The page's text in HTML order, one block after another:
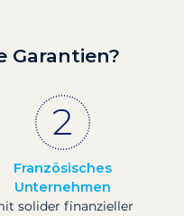
Garantien?
Französisches
Unternehmen
solider finanzieller